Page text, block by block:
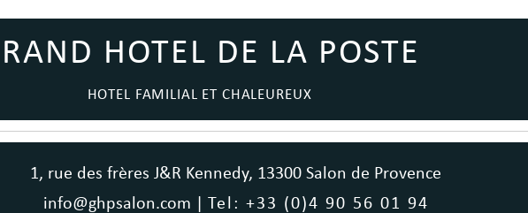
HOTEL DE LA POSTE
HOTEL FAMILIAL ET CHALEUREUX
1, rue des frères J&R Kennedy, 13300 Salon de Provence
info@ghpsalon.com |
Tel: +33 (0)4 90 56 01 94